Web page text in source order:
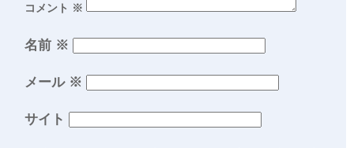
コメント ※
名前 ※
メール ※
サイト